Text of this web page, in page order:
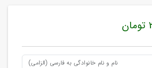
نام و نام خانوادگی به فارسی (الزامی)